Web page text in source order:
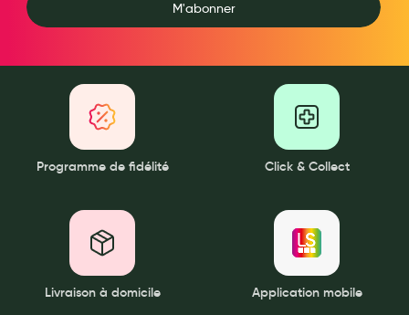
M'abonner
Programme de fidélité Click & Collect
Livraison à domicile Application mobile